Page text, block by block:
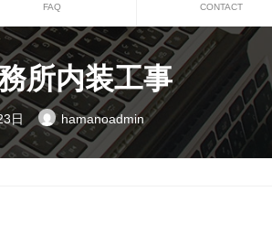
FAQ CONTACT
所内装工事
日 hamanoadmin